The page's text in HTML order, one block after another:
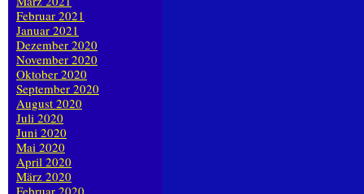
Februar 2021
Januar 2021
Dezember 2020
November 2020
Oktober 2020
September 2020
August 2020
Juli 2020
Juni 2020
Mai 2020
April 2020
März 2020
Februar 2020